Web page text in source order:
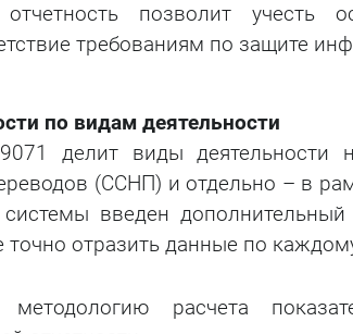
позволит учесть
требованиям по защите
по видам деятельности
делит виды деятельности
(ССНП) и отдельно – в
введен дополнительный
точно отразить данные по
расчета